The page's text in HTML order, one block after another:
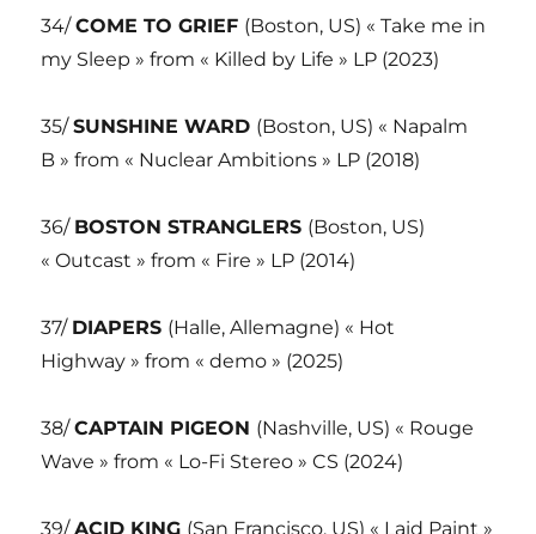
34/COME TO GRIEF (Boston, US) « Take me in
my Sleep » from « Killed by Life » LP (2023)
35/SUNSHINE WARD (Boston, US) « Napalm
B » from « Nuclear Ambitions » LP (2018)
36/ BOSTON STRANGLERS (Boston, US)
« Outcast » from « Fire » LP (2014)
37/ DIAPERS (Halle, Allemagne) « Hot
Highway » from « demo » (2025)
38/CAPTAIN PIGEON (Nashville, US) « Rouge
Wave » from « Lo-Fi Stereo » CS (2024)
39/ACID KING (San Francisco, US) « Laid Paint »